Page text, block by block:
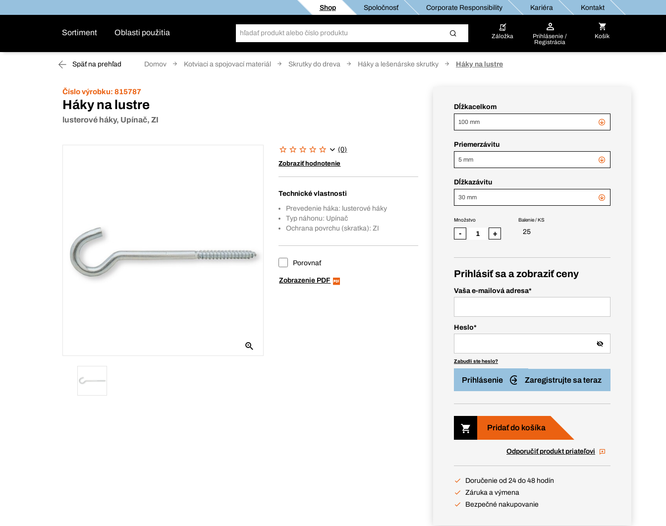
Shop Spoločnosť Corporate Responsibility Kariéra Kontakt
Sortiment Oblasti použitia Záložka
Prihlásenie /
Registrácia
Košík
Späť na prehľad Domov Kotviaci a spojovací materiál Skrutky do dreva Háky a lešenárske skrutky Háky na lustre
Číslo výrobku: 815787
Háky na lustre
lusterové háky, Upínač, ZI
(0)
Zobraziť hodnotenie
Technické vlastnosti
Prevedenie háka: lusterové háky
Typ náhonu: Upínač
Ochrana povrchu (skratka): ZI
Porovnať
Zobrazenie PDF
Dĺžkacelkom
100 mm
Priemerzávitu
5 mm
Dĺžkazávitu
30 mm
Balenie / KS
25
Množstvo
- +
Prihlásiť sa a zobraziť ceny
Vaša e-mailová adresa*
Heslo*
Zabudli ste heslo?
Prihlásenie Zaregistrujte sa teraz
Pridať do košíka
Odporučiť produkt priateľovi
Doručenie od 24 do 48 hodín
Záruka a výmena
Bezpečné nakupovanie